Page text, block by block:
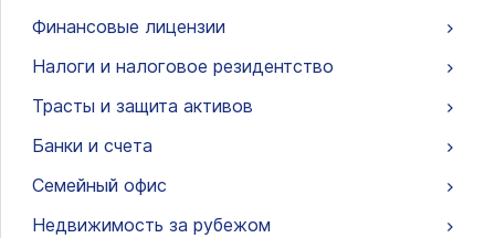
Финансовые лицензии
Налоги и налоговое резидентство
Трасты и защита активов
Банки и счета
Семейный офис
Недвижимость за рубежом